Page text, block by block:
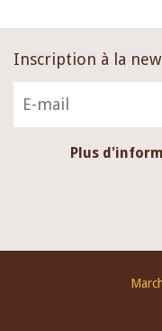
Inscription à la
Plus